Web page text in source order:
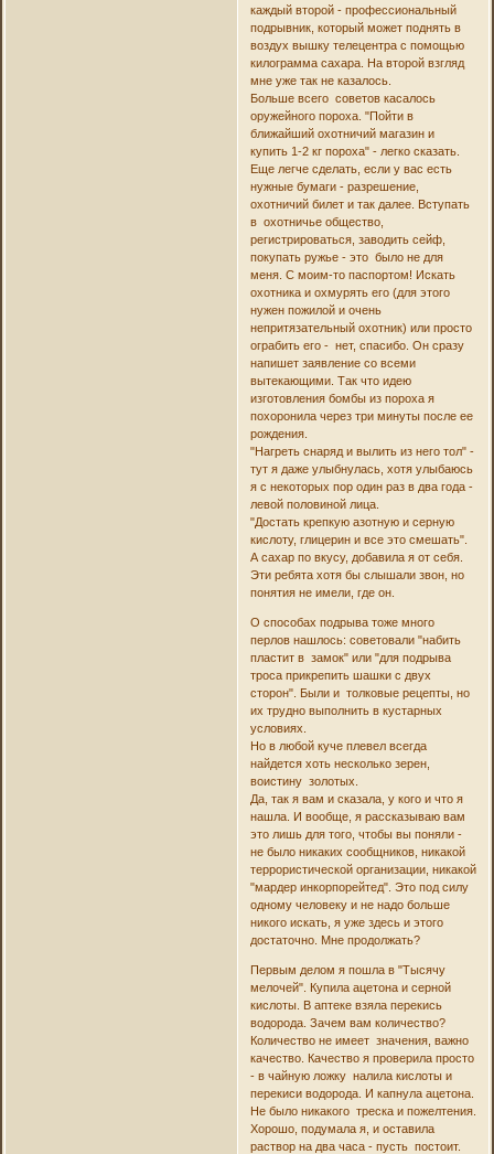
каждый второй - профессиональный
подрывник, который может поднять в
воздух вышку телецентра с помощью
килограмма сахара. На второй взгляд
мне уже так не казалось.
Больше всего советов касалось
оружейного пороха. "Пойти в
ближайший охотничий магазин и
купить 1-2 кг пороха" - легко сказать.
Еще легче сделать, если у вас есть
нужные бумаги - разрешение,
охотничий билет и так далее. Вступать
в охотничье общество,
регистрироваться, заводить сейф,
покупать ружье - это было не для
меня. С моим-то паспортом! Искать
охотника и охмурять его (для этого
нужен пожилой и очень
непритязательный охотник) или просто
ограбить его - нет, спасибо. Он сразу
напишет заявление со всеми
вытекающими. Так что идею
изготовления бомбы из пороха я
похоронила через три минуты после ее
рождения.
"Нагреть снаряд и вылить из него тол" -
тут я даже улыбнулась, хотя улыбаюсь
я с некоторых пор один раз в два года -
левой половиной лица.
"Достать крепкую азотную и серную
кислоту, глицерин и все это смешать".
А сахар по вкусу, добавила я от себя.
Эти ребята хотя бы слышали звон, но
понятия не имели, где он.
О способах подрыва тоже много
перлов нашлось: советовали "набить
пластит в замок" или "для подрыва
троса прикрепить шашки с двух
сторон". Были и толковые рецепты, но
их трудно выполнить в кустарных
условиях.
Но в любой куче плевел всегда
найдется хоть несколько зерен,
воистину золотых.
Да, так я вам и сказала, у кого и что я
нашла. И вообще, я рассказываю вам
это лишь для того, чтобы вы поняли -
не было никаких сообщников, никакой
террористической организации, никакой
"мардер инкорпорейтед". Это под силу
одному человеку и не надо больше
никого искать, я уже здесь и этого
достаточно. Мне продолжать?
Первым делом я пошла в "Тысячу
мелочей". Купила ацетона и серной
кислоты. В аптеке взяла перекись
водорода. Зачем вам количество?
Количество не имеет значения, важно
качество. Качество я проверила просто
- в чайную ложку налила кислоты и
перекиси водорода. И капнула ацетона.
Не было никакого треска и пожелтения.
Хорошо, подумала я, и оставила
раствор на два часа - пусть постоит.